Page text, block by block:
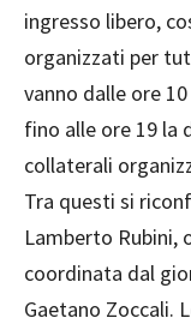
ingresso libero,
organizzati per
vanno dalle ore
fino alle ore 19 la
collaterali
Tra questi si
Lamberto Rubini,
coordinata dal
Gaetano Zoccali.